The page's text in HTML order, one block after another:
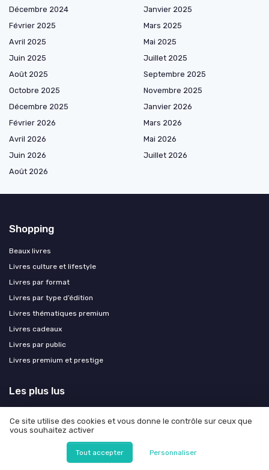
Décembre 2024
Janvier 2025
Février 2025
Mars 2025
Avril 2025
Mai 2025
Juin 2025
Juillet 2025
Août 2025
Septembre 2025
Octobre 2025
Novembre 2025
Décembre 2025
Janvier 2026
Février 2026
Mars 2026
Avril 2026
Mai 2026
Juin 2026
Juillet 2026
Août 2026
Shopping
Beaux livres
Livres culture et lifestyle
Livres par format
Livres par type d’édition
Livres thématiques premium
Livres cadeaux
Livres par public
Livres premium et prestige
Les plus lus
Le bal des folles livre : analyse complète du roman de Victoria Mas
Que penser des éditions Baudelaire ?
Pourquoi il faut lire le tome 3 de 'Il faut flinguer Ramirez'
Ce site utilise des cookies et vous donne le contrôle sur ceux que
vous souhaitez activer
Tout accepter Personnaliser